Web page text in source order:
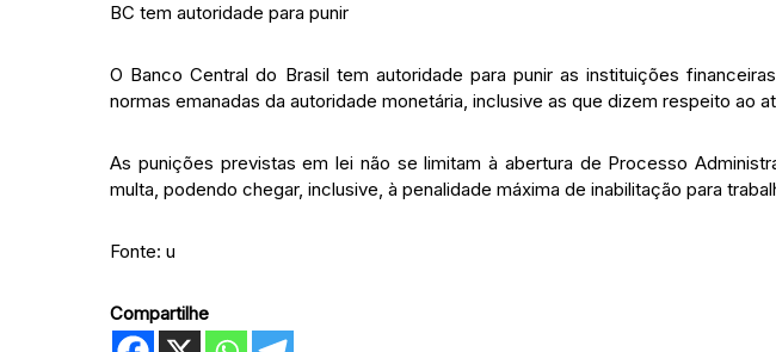
BC tem autoridade para punir
O Banco Central do Brasil tem autoridade para punir as instituições
normas emanadas da autoridade monetária, inclusive as que dizem respeito ao
As punições previstas em lei não se limitam à abertura de Processo
multa, podendo chegar, inclusive, à penalidade máxima de inabilitação para
Fonte: u
Compartilhe